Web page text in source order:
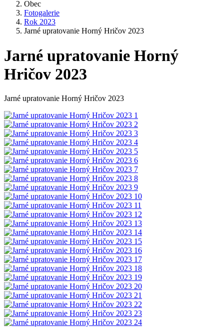
Obec
Fotogalerie
Rok 2023
Jarné upratovanie Horný Hričov 2023
Jarné upratovanie Horný
Hričov 2023
Jarné upratovanie Horný Hričov 2023